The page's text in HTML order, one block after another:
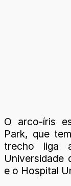
O arco-íris
Park, que
trecho liga
Universidade
e o Hospital